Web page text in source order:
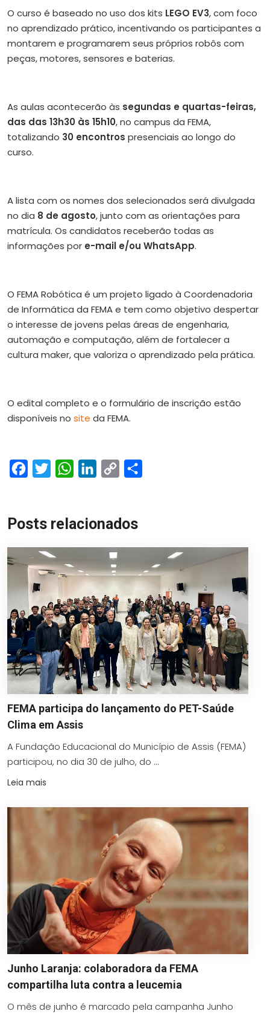
O curso é baseado no uso dos kits LEGO EV3, com foco
no aprendizado prático, incentivando os participantes a
montarem e programarem seus próprios robôs com
peças, motores, sensores e baterias.
As aulas acontecerão às segundas e quartas-feiras,
das das 13h30 às 15h10, no campus da FEMA,
totalizando 30 encontros presenciais ao longo do
curso.
A lista com os nomes dos selecionados será divulgada
no dia 8 de agosto, junto com as orientações para
matrícula. Os candidatos receberão todas as
informações por e-mail e/ou WhatsApp.
O FEMA Robótica é um projeto ligado à Coordenadoria
de Informática da FEMA e tem como objetivo despertar
o interesse de jovens pelas áreas de engenharia,
automação e computação, além de fortalecer a
cultura maker, que valoriza o aprendizado pela prática.
O edital completo e o formulário de inscrição estão
disponíveis no site da FEMA.
FacebookTwitterWhatsAppLinkedIn
Copy
Posts relacionados
FEMA participa do lançamento do PET-Saúde
Clima em Assis
A Fundação Educacional do Município de Assis (FEMA)
participou, no dia 30 de julho, do ...
Leia mais
Junho Laranja: colaboradora da FEMA
compartilha luta contra a leucemia
O mês de junho é marcado pela campanha Junho